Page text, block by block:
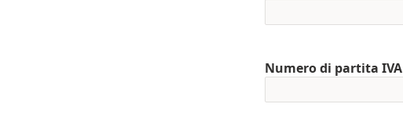
Numero di partita IVA